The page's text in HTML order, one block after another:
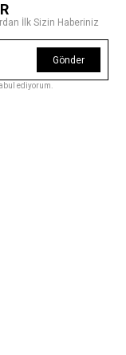
İlk Sizin Haberiniz
Gönder
ediyorum.